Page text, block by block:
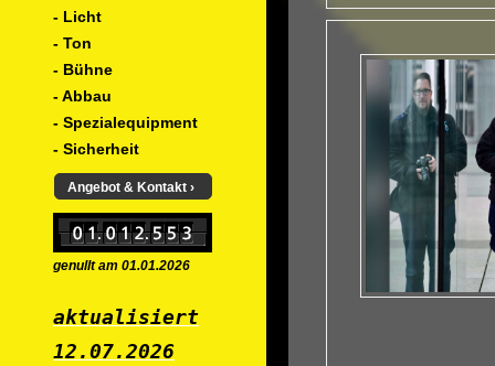
- Licht
- Ton
- Bühne
- Abbau
- Spezialequipment
- Sicherheit
Angebot & Kontakt
genullt am 01.01.2026
aktualisiert
12.07.2026